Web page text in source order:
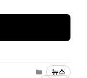
Categories
뉴스